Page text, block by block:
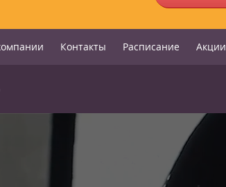
Контакты Расписание Акции